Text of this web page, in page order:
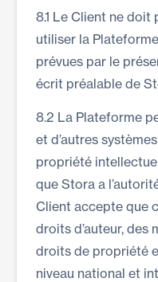
8.1 Le Client ne doit
utiliser la
prévues par le
écrit préalable de
8.2 La Plateforme
et d’autres
propriété
que Stora a
Client accepte que
droits d’auteur, des
droits de propriété
niveau national et